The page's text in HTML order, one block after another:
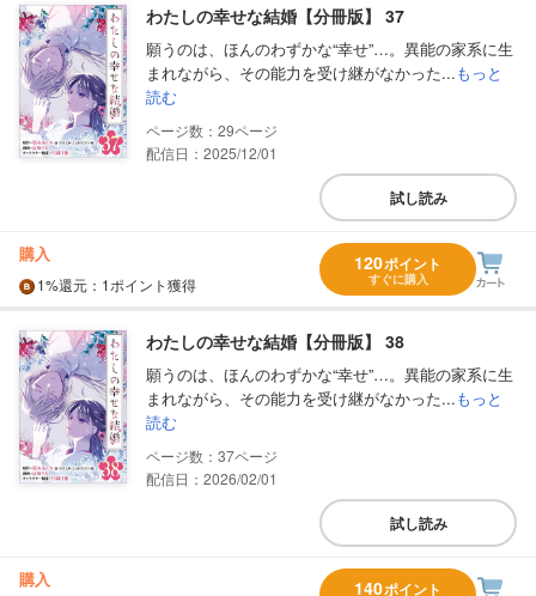
わたしの幸せな結婚【分冊版】 37
願うのは、ほんのわずかな“幸せ”…。異能の家系に生
まれながら、その能力を受け継がなかった...もっと
読む
29
配信日：2025/12/01
試し読み
購入
1%還元 ：1ポイント獲得
120ポイント
すぐに購入
わたしの幸せな結婚【分冊版】 38
願うのは、ほんのわずかな“幸せ”…。異能の家系に生
まれながら、その能力を受け継がなかった...もっと
読む
37
配信日：2026/02/01
試し読み
購入 140ポイント